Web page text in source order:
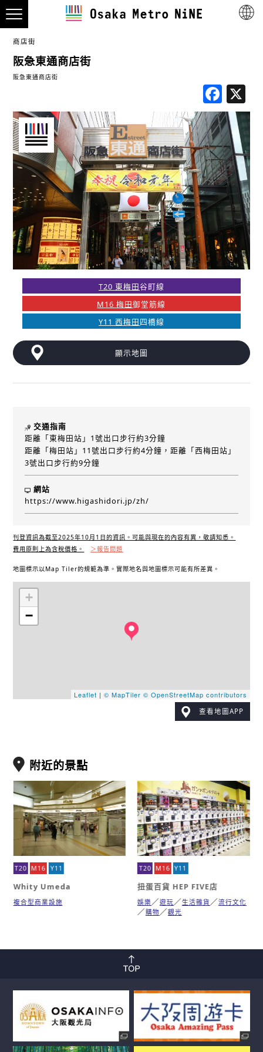
商店街
阪急東通商店街
阪急東通商店街
T20 東梅田谷町線
M16 梅田御堂筋線
Y11 西梅田四橋線
顯示地圖
交通指南
距離「東梅田站」1號出口步行約3分鐘
距離「梅田站」11號出口步行約4分鐘，距離「西梅田站」
3號出口步行約9分鐘
網站
https://www.higashidori.jp/zh/
刊登資訊為截至2025年10月1日的資訊。可能與現在的內容有異，敬請知悉。
費用原則上為含稅價格。
＞報告問題
地圖標示以Map Tiler的規範為準。實際地名與地圖標示可能有所差異。
+
−
Leaflet | © MapTiler © OpenStreetMap contributors
查看地圖APP
附近的景點
T20 M16 Y11
Whity Umeda
複合型商業設施
T20 M16 Y11
扭蛋百貨 HEP FIVE店
娛樂 遊玩 生活雜貨
流行文化
購物
觀光